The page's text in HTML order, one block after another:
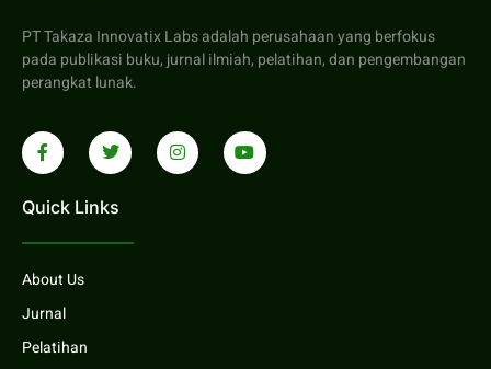
PT Takaza Innovatix Labs adalah perusahaan yang berfokus
pada publikasi buku, jurnal ilmiah, pelatihan, dan pengembangan
perangkat lunak.
Quick Links
About Us
Jurnal
Pelatihan